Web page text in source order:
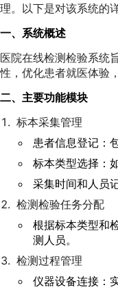
理。以下是对该系统的
一、系统概述
医院在线检测检验系统
性，优化患者就医体验
二、主要功能模块
标本采集管理
患者信息登记：
标本类型选择：
采集时间和人员
检测检验任务分配
根据标本类型和
测人员。
检测过程管理
仪器设备连接：